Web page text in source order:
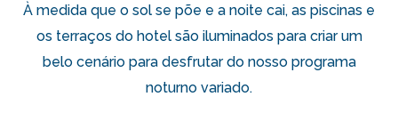
À medida que o sol se põe e a noite cai, as piscinas e
os terraços do hotel são iluminados para criar um
belo cenário para desfrutar do nosso programa
noturno variado.